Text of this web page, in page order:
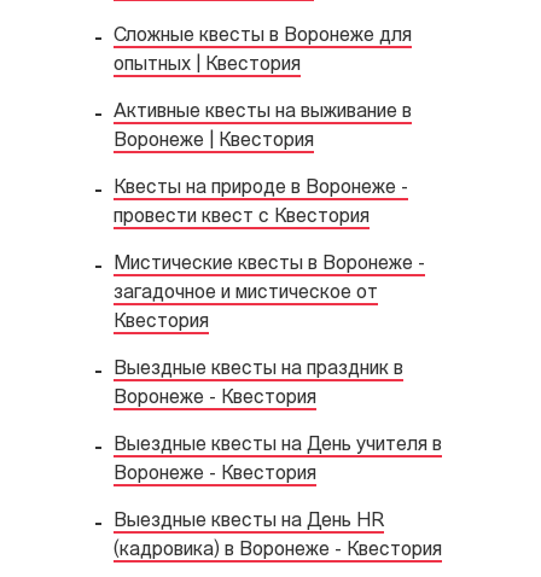
Сложные квесты в Воронеже для
опытных | Квестория
Активные квесты на выживание в
Воронеже | Квестория
Квесты на природе в Воронеже -
провести квест с Квестория
Мистические квесты в Воронеже -
загадочное и мистическое от
Квестория
Выездные квесты на праздник в
Воронеже - Квестория
Выездные квесты на День учителя в
Воронеже - Квестория
Выездные квесты на День HR
(кадровика) в Воронеже - Квестория